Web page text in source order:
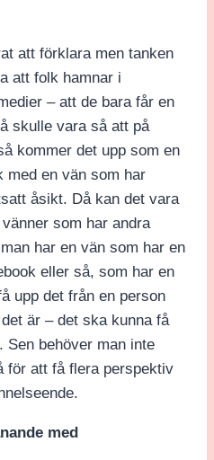
att förklara men tanken
att folk hamnar i
– att de bara får en
skulle vara så att på
kommer det upp som en
med en vän som har
åsikt. Då kan det vara
som har andra
har en vän som har en
eller så, som har en
upp det från en person
är – det ska kunna få
Sen behöver man inte
för att få flera perspektiv
med